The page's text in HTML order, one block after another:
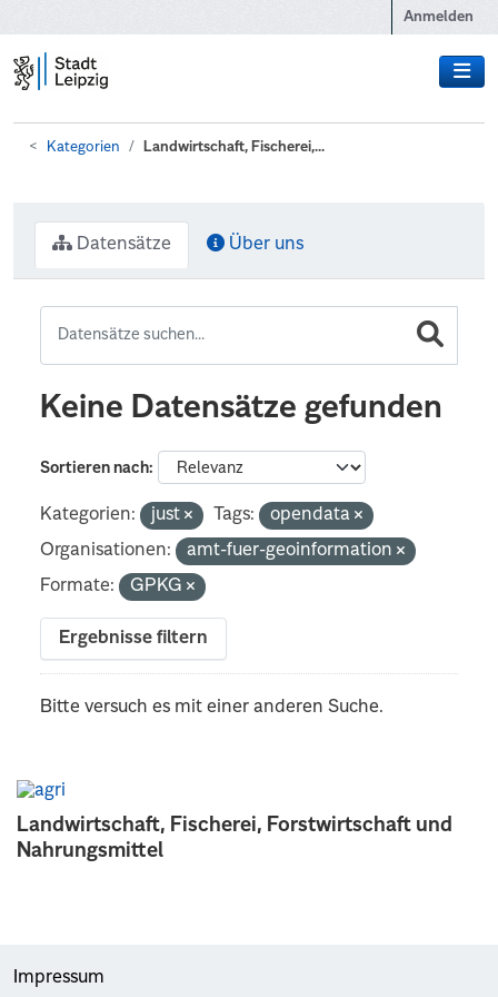
Anmelden
Kategorien Landwirtschaft, Fischerei,...
Landwirtschaft, Fischerei, Forstwirtschaft und
Nahrungsmittel
Datensätze Über uns
Keine Datensätze gefunden
Sortieren nach
Kategorien: just Tags:
opendata
Organisationen:
amt-fuer-geoinformation
Formate:
GPKG
Ergebnisse filtern
Bitte versuch es mit einer anderen Suche.
Impressum